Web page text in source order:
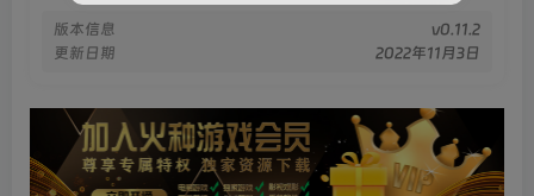
版本信息
v0.11.2
更新日期
2022年11月3日